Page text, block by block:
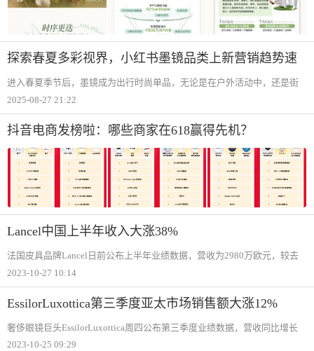
探索春夏多彩视界，小红书墨镜品类上新营销趋势速
览
进入春夏季节后，墨镜成为出行时尚单品，无论是在户外活动中，还是街
头漫步时，墨镜不仅是对抗强光的防晒工具，更是展现自我表达的个性延
方式的重要社交平
2025-08-27 21:22
抖音电商发榜啦：哪些商家在618赢得先机？
Lancel中国上半年收入大涨38%
法国皮具品牌Lancel日前公布上半年业绩数据，营收为2980万欧元，较去
年上半年下跌0.7%，主要受本土市场法国持续动荡影响，在中国市场的销
2023-10-27 10:14
EssilorLuxottica第三季度亚太市场销售额大涨12%
奢侈眼镜巨头EssilorLuxottica周四公布第三季度业绩数据，营收同比增长
5.2%至约63亿美元，较上半年的表现有所放缓。在中国市场的推动下，期
2023-10-25 09:29